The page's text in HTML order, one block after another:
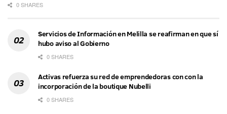
0 SHARES
Servicios de Información en Melilla se reafirman en que sí
hubo aviso al Gobierno
0 SHARES
Activas refuerza su red de emprendedoras con con la
incorporación de la boutique Nubelli
0 SHARES